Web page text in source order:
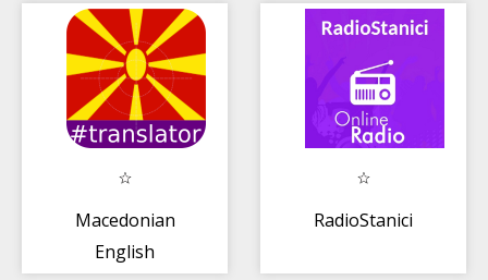
Macedonian
English
RadioStanici